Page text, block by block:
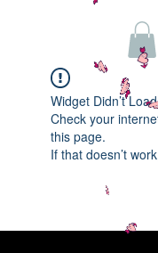
Widget Didn’t Load
Check your
this page.
If that doesn’t